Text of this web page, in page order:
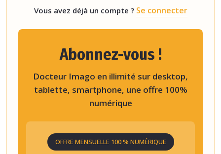
Vous avez déjà un compte ? Se connecter
Abonnez-vous !
Docteur Imago en illimité sur desktop,
tablette, smartphone, une offre 100%
numérique
OFFRE MENSUELLE 100 % NUMÉRIQUE